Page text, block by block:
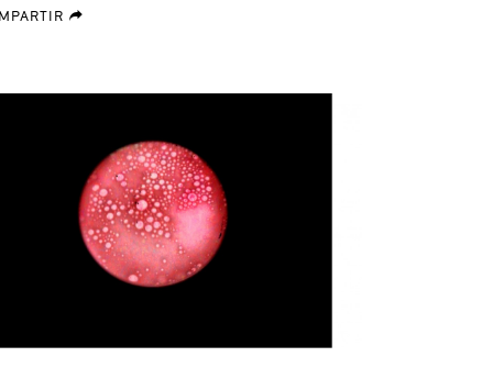
forward